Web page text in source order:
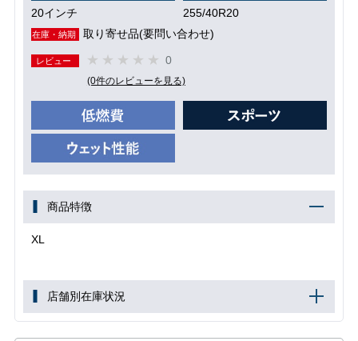
20インチ 255/40R20
在庫・納期 取り寄せ品(要問い合わせ)
レビュー 0
(0件のレビューを見る)
商品特徴
XL
店舗別在庫状況